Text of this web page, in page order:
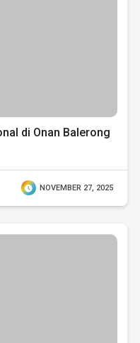
di Onan Balerong
NOVEMBER 27, 2025